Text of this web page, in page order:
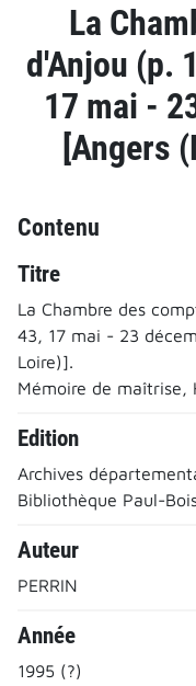
La
d'Anjou (p.
17 mai -
[Angers
Contenu
Titre
La Chambre des
43, 17 mai - 23
Loire)].
Mémoire de maîtrise,
Edition
Archives
Bibliothèque Paul-
Auteur
PERRIN
Année
1995 (?)